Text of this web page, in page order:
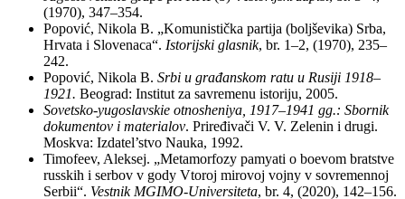
(1970), 347–354.
Popović, Nikola B. „Komunistička partija (boljševika) Srba,
Hrvata i Slovenaca“. Istorijski glasnik, br. 1–2, (1970), 235–
242.
Popović, Nikola B. Srbi u građanskom ratu u Rusiji 1918–
1921. Beograd: Institut za savremenu istoriju, 2005.
Sovetsko-yugoslavskie otnosheniya, 1917–1941 gg.: Sbornik
dokumentov i materialov. Priređivači V. V. Zelenin i drugi.
Moskva: Izdatel’stvo Nauka, 1992.
Timofeev, Aleksej. „Metamorfozy pamyati o boevom bratstve
russkih i serbov v gody Vtoroj mirovoj vojny v sovremennoj
Serbii“. Vestnik MGIMO-Universiteta, br. 4, (2020), 142–156.